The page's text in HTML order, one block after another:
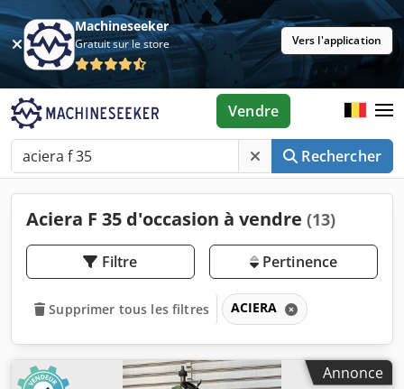
Machineseeker
Gratuit sur le store Vers l'application
Rechercher
Vendre
Aciera F 35 d'occasion à vendre (13)
Filtre Pertinence
Supprimer tous les filtres ACIERA
Annonce